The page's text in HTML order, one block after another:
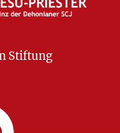
Stiftung